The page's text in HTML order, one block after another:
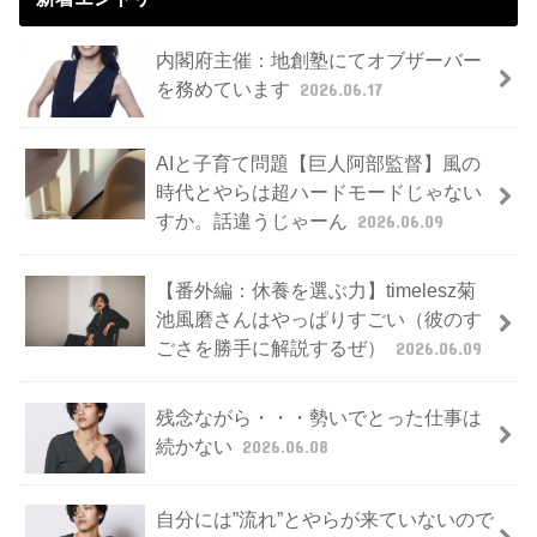
内閣府主催：地創塾にてオブザーバー
を務めています 2026.06.17
AIと子育て問題【巨人阿部監督】風の
時代とやらは超ハードモードじゃない
すか。話違うじゃーん 2026.06.09
【番外編：休養を選ぶ力】timelesz菊
池風磨さんはやっぱりすごい（彼のす
ごさを勝手に解説するぜ）
2026.06.09
残念ながら・・・勢いでとった仕事は
続かない 2026.06.08
自分には”流れ”とやらが来ていないので